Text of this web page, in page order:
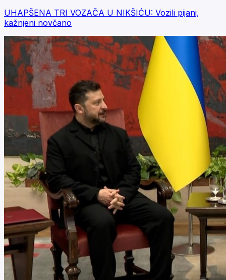
UHAPŠENA TRI VOZAČA U NIKŠIĆU: Vozili pijani,
kažnjeni novčano